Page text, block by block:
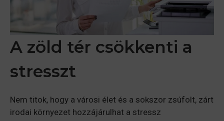
A zöld tér csökkenti a
stresszt
Nem titok, hogy a városi élet és a sokszor zsúfolt, zárt
irodai környezet hozzájárulhat a stressz